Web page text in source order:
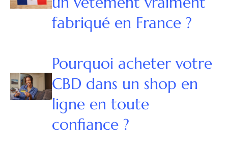
fabriqué en France ?
Pourquoi acheter votre
CBD dans un shop en
ligne en toute
confiance ?